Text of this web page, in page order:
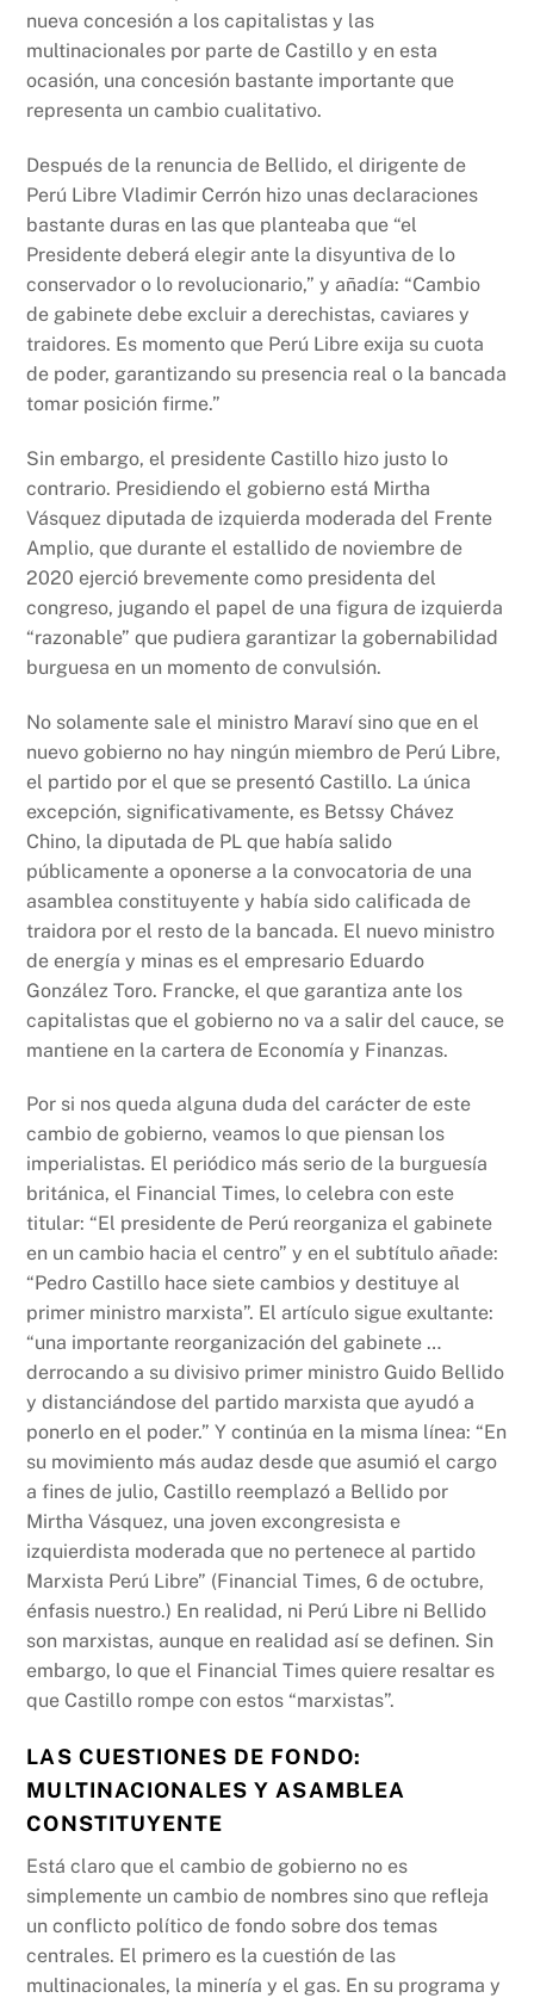
nueva concesión a los capitalistas y las
multinacionales por parte de Castillo y en esta
ocasión, una concesión bastante importante que
representa un cambio cualitativo.
Después de la renuncia de Bellido, el dirigente de
Perú Libre Vladimir Cerrón hizo unas declaraciones
bastante duras en las que planteaba que “el
Presidente deberá elegir ante la disyuntiva de lo
conservador o lo revolucionario,” y añadía: “Cambio
de gabinete debe excluir a derechistas, caviares y
traidores. Es momento que Perú Libre exija su cuota
de poder, garantizando su presencia real o la bancada
tomar posición firme.”
Sin embargo, el presidente Castillo hizo justo lo
contrario. Presidiendo el gobierno está Mirtha
Vásquez diputada de izquierda moderada del Frente
Amplio, que durante el estallido de noviembre de
2020 ejerció brevemente como presidenta del
congreso, jugando el papel de una figura de izquierda
“razonable” que pudiera garantizar la gobernabilidad
burguesa en un momento de convulsión.
No solamente sale el ministro Maraví sino que en el
nuevo gobierno no hay ningún miembro de Perú Libre,
el partido por el que se presentó Castillo. La única
excepción, significativamente, es Betssy Chávez
Chino, la diputada de PL que había salido
públicamente a oponerse a la convocatoria de una
asamblea constituyente y había sido calificada de
traidora por el resto de la bancada. El nuevo ministro
de energía y minas es el empresario Eduardo
González Toro. Francke, el que garantiza ante los
capitalistas que el gobierno no va a salir del cauce, se
mantiene en la cartera de Economía y Finanzas.
Por si nos queda alguna duda del carácter de este
cambio de gobierno, veamos lo que piensan los
imperialistas. El periódico más serio de la burguesía
británica, el Financial Times, lo celebra con este
titular: “El presidente de Perú reorganiza el gabinete
en un cambio hacia el centro” y en el subtítulo añade:
“Pedro Castillo hace siete cambios y destituye al
primer ministro marxista”. El artículo sigue exultante:
“una importante reorganización del gabinete …
derrocando a su divisivo primer ministro Guido Bellido
y distanciándose del partido marxista que ayudó a
ponerlo en el poder.” Y continúa en la misma línea: “En
su movimiento más audaz desde que asumió el cargo
a fines de julio, Castillo reemplazó a Bellido por
Mirtha Vásquez, una joven excongresista e
izquierdista moderada que no pertenece al partido
Marxista Perú Libre” (Financial Times, 6 de octubre,
énfasis nuestro.) En realidad, ni Perú Libre ni Bellido
son marxistas, aunque en realidad así se definen. Sin
embargo, lo que el Financial Times quiere resaltar es
que Castillo rompe con estos “marxistas”.
LAS CUESTIONES DE FONDO:
MULTINACIONALES Y ASAMBLEA
CONSTITUYENTE
Está claro que el cambio de gobierno no es
simplemente un cambio de nombres sino que refleja
un conflicto político de fondo sobre dos temas
centrales. El primero es la cuestión de las
multinacionales, la minería y el gas. En su programa y